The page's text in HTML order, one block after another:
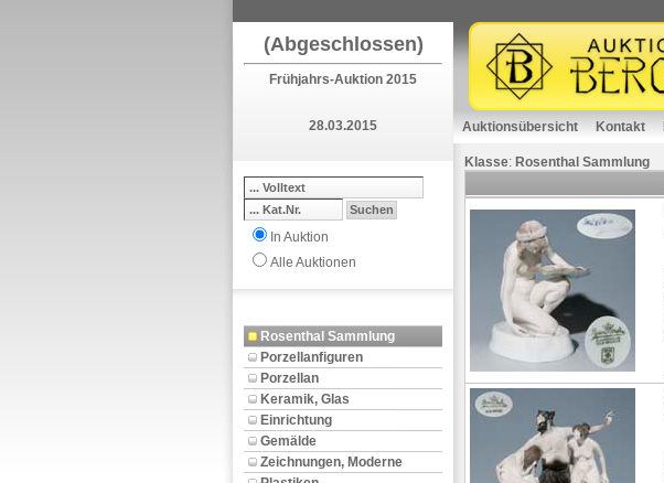
(Abgeschlossen)
Frühjahrs-Auktion 2015
28.03.2015
In Auktion
Alle Auktionen
Rosenthal Sammlung
Porzellanfiguren
Porzellan
Keramik, Glas
Einrichtung
Gemälde
Zeichnungen, Moderne
Auktionsübersicht Kontakt
Klasse: Rosenthal Sammlung